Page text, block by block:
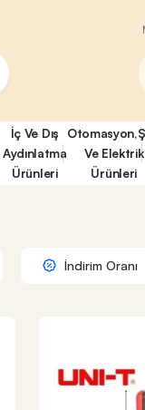
İç Ve Dış
Aydınlatma
Ürünleri
Ve Elektrik
Ürünleri
İndirim Oranı